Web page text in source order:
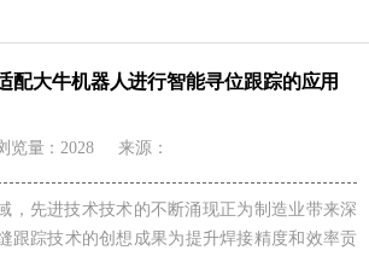
配大牛机器人进行智能寻位跟踪的应用
览量：2028 来源：
先进技术技术的不断涌现正为制造业带来深
跟踪技术的创想成果为提升焊接精度和效率贡